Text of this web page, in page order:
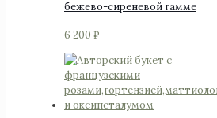
бежево-сиреневой гамме
6 200 ₽